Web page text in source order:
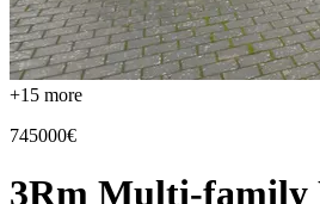
+15 more
745000€
3Rm Multi-family